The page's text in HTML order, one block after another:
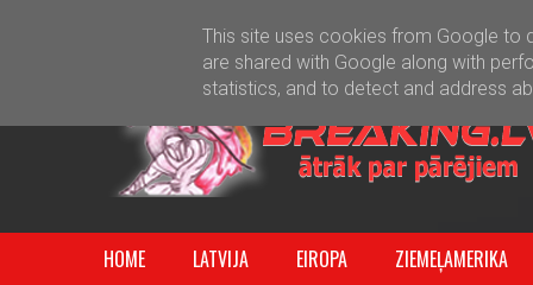
HOME LATVIJA EIROPA ZIEMEĻAMERIKA
This site uses cookies from Google to
are shared with Google along with
statistics, and to detect and address